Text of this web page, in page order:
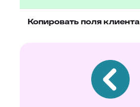
Копировать поля клиента